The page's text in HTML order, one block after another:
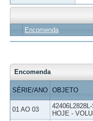
Encomenda
Encomenda
SÉRIE/ANO OBJETO
01 AO 03
HOJE -